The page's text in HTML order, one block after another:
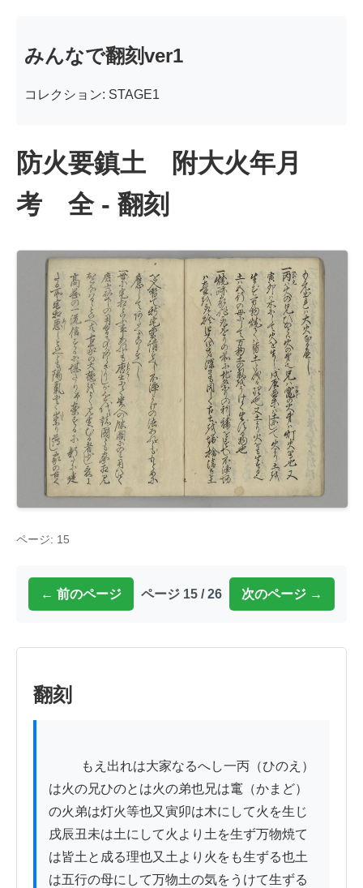
みんなで翻刻ver1
コレクション: STAGE1
防火要鎮土 附大火年月
考 全 - 翻刻
ページ: 15
← 前のページ ページ 15 / 26 次のページ →
翻刻
は火の兄ひのとは火の弟也兄は竃（かまど）
の火弟は灯火等也又寅卯は木にして火を生じ
戌辰丑未は土にして火より土を生ず万物焼て
は皆土と成る理也又土より火をも生ずる也土
は五行の母にして万物土の気をうけて生ずる